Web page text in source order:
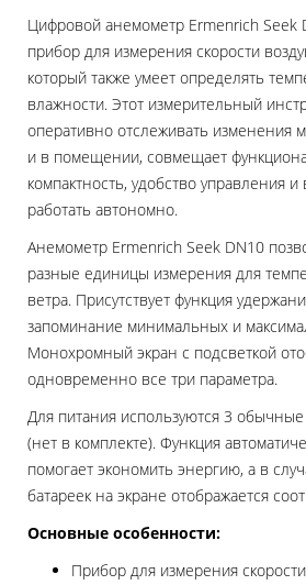
Цифровой анемометр Ermenrich Seek
прибор для измерения скорости
который также умеет определять
влажности. Этот измерительный
оперативно отслеживать изменения
и в помещении, совмещает
компактность, удобство управления
работать автономно.
Анемометр Ermenrich Seek DN10
разные единицы измерения для
ветра. Присутствует функция
запоминание минимальных и
Монохромный экран с подсветкой
одновременно все три параметра.
Для питания используются 3 обычные
(нет в комплекте). Функция
помогает экономить энергию, а в
батареек на экране отображается
Основные особенности:
Прибор для измерения